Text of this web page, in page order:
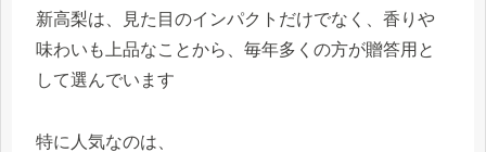
新高梨は、見た目のインパクトだけでなく、香りや
味わいも上品なことから、毎年多くの方が贈答用と
して選んでいます
特に人気なのは、